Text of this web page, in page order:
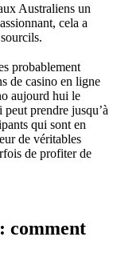
Australiens un
cela a
probablement
de casino en ligne
aujourd hui le
prendre jusqu’à
qui sont en
de véritables
de profiter de
comment